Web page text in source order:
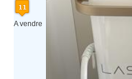
A vendre